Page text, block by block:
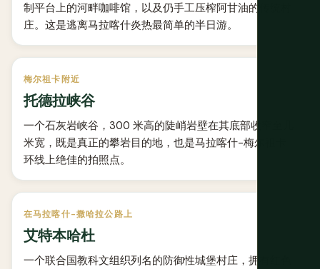
制平台上的河畔咖啡馆，以及仍手工压榨阿甘油的传统村
庄。这是逃离马拉喀什炎热最简单的半日游。
梅尔祖卡附近
托德拉峡谷
一个石灰岩峡谷，300 米高的陡峭岩壁在其底部收窄至几
米宽，既是真正的攀岩目的地，也是马拉喀什-梅尔祖卡
环线上绝佳的拍照点。
在马拉喀什-撒哈拉公路上
艾特本哈杜
一个联合国教科文组织列名的防御性城堡村庄，拥有红色